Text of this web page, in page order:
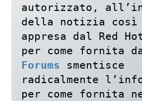
autorizzato,
della notizia così
appresa dal Red
per come fornita
Forums smentisce
radicalmente
per come fornita